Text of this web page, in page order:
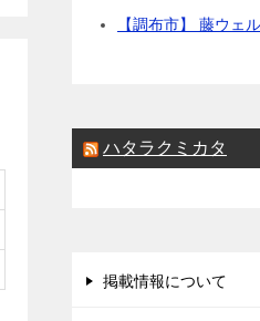
【調布市】 藤ウェ
ハタラクミカタ
掲載情報について